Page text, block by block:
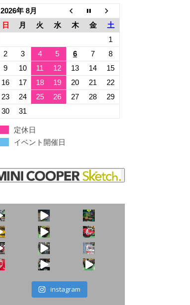
2026年 8月
日
月 火 水 木 金
土
1
2
3 4 5 6 7
8
9
10 11 12 13 14
15
16
17 18 19 20 21
22
23
24 25 26 27 28
29
30
31
定休日
イベント開催日
火曜日水曜日は定休
見た目こそ変わりま
instagram